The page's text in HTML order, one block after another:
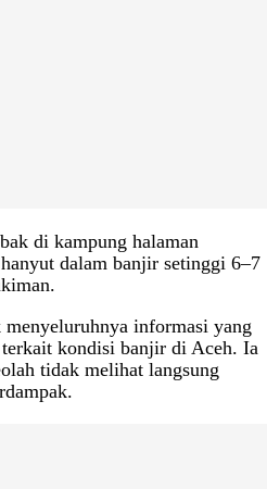
di kampung halaman
dalam banjir setinggi 6–7
informasi yang
kondisi banjir di Aceh. Ia
tidak melihat langsung